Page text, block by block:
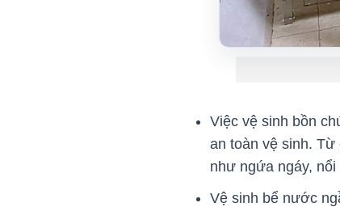
Việc vệ sinh bồn
an toàn vệ sinh.
như ngứa ngáy,
Vệ sinh bể nước